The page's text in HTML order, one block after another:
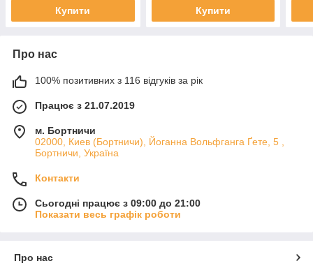
Купити Купити
Про нас
100% позитивних з 116 відгуків за рік
Працює з 21.07.2019
м. Бортничи
02000, Киев (Бортничи), Йоганна Вольфганга Ґете, 5 ,
Бортничи, Україна
Контакти
Сьогодні працює з 09:00 до 21:00
Показати весь графік роботи
Про нас